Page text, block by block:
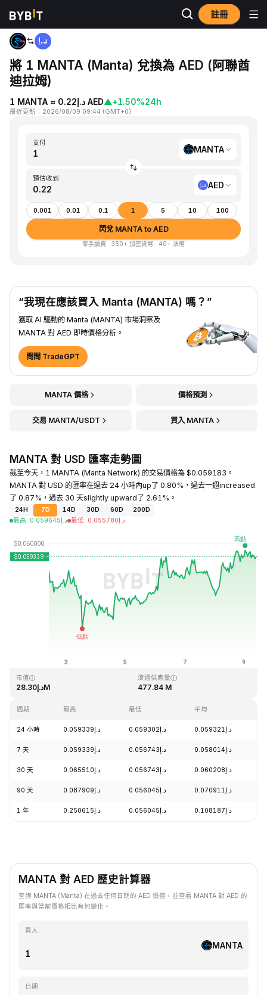
註冊
首頁 MANTA to AED
將 1 MANTA (Manta) 兌換為 AED (阿聯酋
迪拉姆)
1 MANTA ≈ د.إ0.22 AED▲+1.50%24h
最近更新 ： 2026/08/09 09:44 (GMT+0)
支付
MANTA
預估收到
AED
0.001 0.01 0.1 1 5 10 100
閃兌 MANTA to AED
零手續費 · 350+ 加密貨幣 · 40+ 法幣
“我現在應該買入 Manta (MANTA) 嗎？”
獲取 AI 驅動的 Manta (MANTA) 市場洞察及
MANTA 對 AED 即時價格分析。
問問 TradeGPT
MANTA 價格 價格預測
交易 MANTA/USDT 買入 MANTA
MANTA 對 USD 匯率走勢圖
截至今天，1 MANTA (Manta Network) 的交易價格為 $0.059183。
MANTA 對 USD 的匯率在過去 24 小時內up了 0.80%，過去一週increased
了 0.87%，過去 30 天slightly upward了 2.61%。
24H 7D 14D 30D 60D
200D
最高: د.إ0.059645 最低: د.إ0.055780
最近更新時間：2026-08-09 09:44 (GMT+0)
市值
د.إ28.30M
流通供應量
477.84 M
週期 最高 最低 平均
24 小時 د.إ0.059339 د.إ0.059302 د.إ0.059321
7 天 د.إ0.059339 د.إ0.056743 د.إ0.058014
30 天 د.إ0.065510 د.إ0.056743 د.إ0.060208
90 天 د.إ0.087909 د.إ0.056045 د.إ0.070911
1 年 د.إ0.250615 د.إ0.056045 د.إ0.108187
MANTA 對 AED 歷史計算器
查詢 MANTA (Manta) 在過去任何日期的 AED 價值，並查看 MANTA 對 AED 的
匯率與當前價格相比有何變化。
買入
MANTA
日期